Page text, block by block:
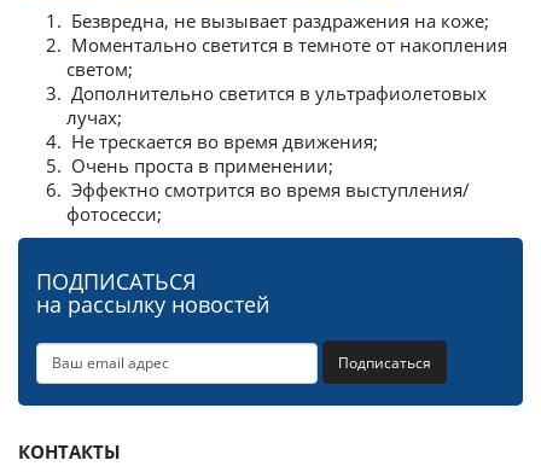
Безвредна, не вызывает раздражения на коже;
Моментально светится в темноте от накопления
светом;
Дополнительно светится в ультрафиолетовых
лучах;
Не трескается во время движения;
Очень проста в применении;
Эффектно смотрится во время выступления/
фотосесси;
ПОДПИСАТЬСЯ
на рассылку новостей
Подписаться
КОНТАКТЫ